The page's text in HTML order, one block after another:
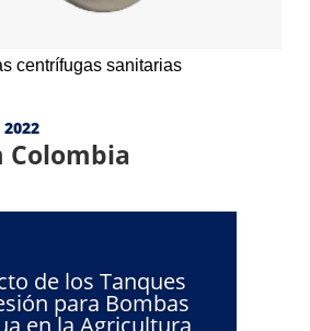
centrífugas sanitarias
2022
Colombia
de los Tanques
para Bombas